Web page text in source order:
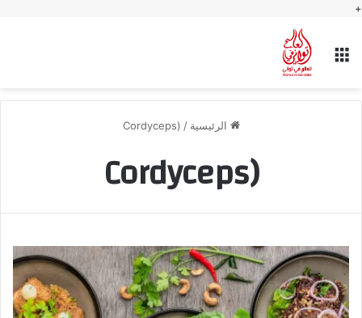
+
القائمة
الرئيسية /
(Cordyceps
(Cordyceps